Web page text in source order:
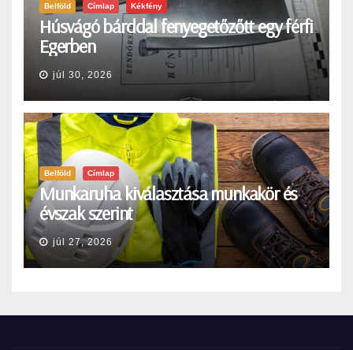
Belföld Címlap Kékfény
Húsvágó bárddal fenyegetőzőtt egy férfi
Egerben
júl 30, 2026
Belföld Címlap
Munkaruha kiválasztása munkakör és
évszak szerint
júl 27, 2026